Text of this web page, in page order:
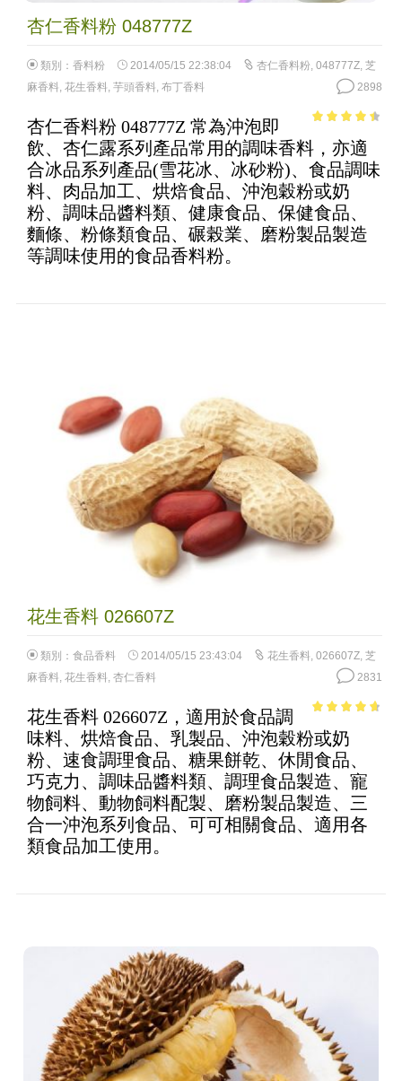
杏仁香料粉 048777Z
類別： 香料粉 2014/05/15 22:38:04 杏仁香料粉, 048777Z, 芝
麻香料, 花生香料, 芋頭香料, 布丁香料 2898
of 5
杏仁香料粉 048777Z 常為沖泡即
飲、杏仁露系列產品常用的調味香料，亦適
合冰品系列產品(雪花冰、冰砂粉)、食品調味
料、肉品加工、烘焙食品、沖泡穀粉或奶
粉、調味品醬料類、健康食品、保健食品、
麵條、粉條類食品、碾榖業、磨粉製品製造
等調味使用的食品香料粉。
花生香料 026607Z
類別： 食品香料 2014/05/15 23:43:04 花生香料, 026607Z, 芝
麻香料, 花生香料, 杏仁香料 2831
5
花生香料 026607Z，適用於食品調
味料、烘焙食品、乳製品、沖泡穀粉或奶
粉、速食調理食品、糖果餅乾、休閒食品、
巧克力、調味品醬料類、調理食品製造、寵
物飼料、動物飼料配製、磨粉製品製造、三
合一沖泡系列食品、可可相關食品、適用各
類食品加工使用。